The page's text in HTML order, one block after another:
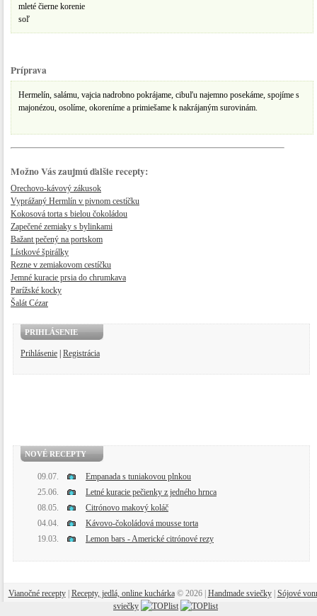
mleté čierne korenie
soľ
Príprava
Hermelín, salámu, vajcia nadrobno pokrájame, cibuľu najemno posekáme, spojíme s
majonézou, osolíme, okoreníme a primiešame k nakrájaným surovinám.
Možno Vás zaujmú ďalšie recepty:
Orechovo-kávový zákusok
Vyprážaný Hermlín v pivnom cestíčku
Kokosová torta s bielou čokoládou
Zapečené zemiaky s bylinkami
Bažant pečený na portskom
Lístkové špirálky
Rezne v zemiakovom cestíčku
Jemné kuracie prsia do chrumkava
Parížské kocky
Šalát Cézar
PRIHLÁSENIE
Prihlásenie Registrácia
NOVÉ RECEPTY
09.07.
Empanada s tuniakovou plnkou
25.06.
Letné kuracie pečienky z jedného hrnca
08.05.
Citrónovo makový koláč
04.04.
Kávovo-čokoládová mousse torta
19.03.
Lemon bars - Americké citrónové rezy
Vianočné recepty| Recepty, jedlá, online kuchárka© 2026 | Handmade sviečky| Sójové
sviečky